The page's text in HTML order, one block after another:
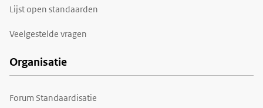
Lijst open standaarden
Veelgestelde vragen
Organisatie
Forum Standaardisatie